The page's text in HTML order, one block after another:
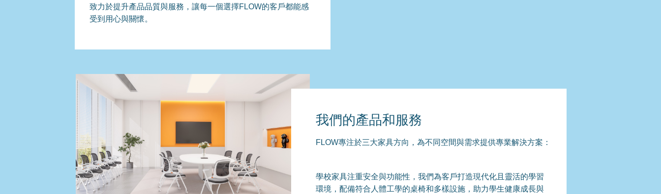
致力於提升產品品質與服務，讓每一個選擇FLOW的客戶都能感
受到用心與關懷。
我們的產品和服務
FLOW專注於三大家具方向，為不同空間與需求提供專業解決方案：
學校家具注重安全與功能性，我們為客戶打造現代化且靈活的學習
環境，配備符合人體工學的桌椅和多樣設施，助力學生健康成長與